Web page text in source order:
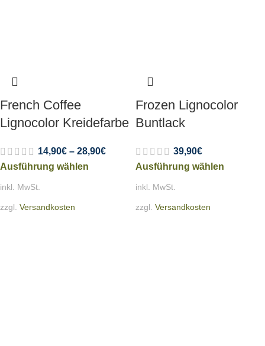
French Coffee
Lignocolor Kreidefarbe
14,90€ – 28,90€
Ausführung wählen
inkl. MwSt.
zzgl. Versandkosten
Frozen Lignocolor
Buntlack
39,90€
Ausführung wählen
inkl. MwSt.
zzgl. Versandkosten